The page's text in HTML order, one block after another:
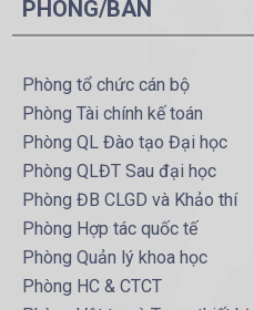
PHÒNG/BAN
Phòng tổ chức cán bộ
Phòng Tài chính kế toán
Phòng QL Đào tạo Đại học
Phòng QLĐT Sau đại học
Phòng ĐB CLGD và Khảo thí
Phòng Hợp tác quốc tế
Phòng Quản lý khoa học
Phòng HC & CTCT